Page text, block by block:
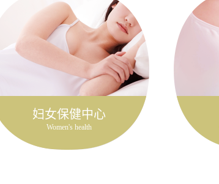
妇女保健中心
Women's health